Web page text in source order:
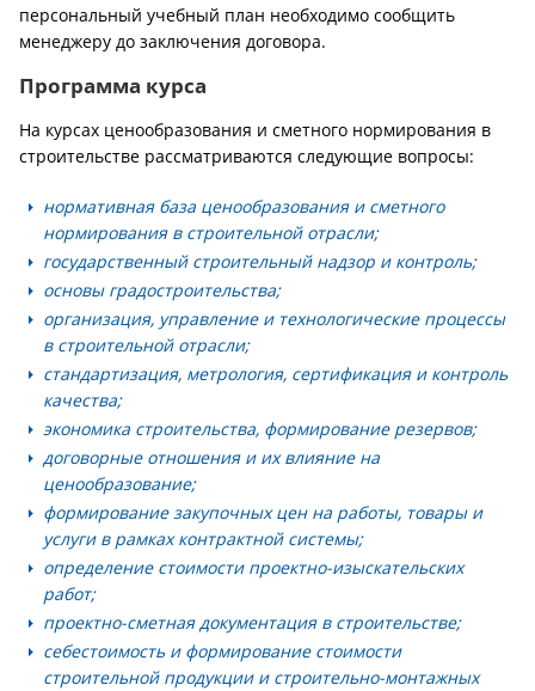
персональный учебный план необходимо сообщить
менеджеру до заключения договора.
Программа курса
На курсах ценообразования и сметного нормирования в
строительстве рассматриваются следующие вопросы:
нормативная база ценообразования и сметного
нормирования в строительной отрасли;
государственный строительный надзор и контроль;
основы градостроительства;
организация, управление и технологические процессы
в строительной отрасли;
стандартизация, метрология, сертификация и контроль
качества;
экономика строительства, формирование резервов;
договорные отношения и их влияние на
ценообразование;
формирование закупочных цен на работы, товары и
услуги в рамках контрактной системы;
определение стоимости проектно-изыскательских
работ;
проектно-сметная документация в строительстве;
себестоимость и формирование стоимости
строительной продукции и строительно-монтажных